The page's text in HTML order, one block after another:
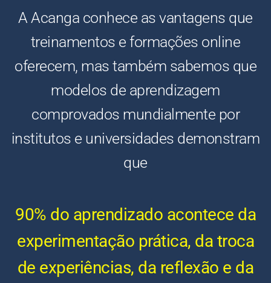
A Acanga conhece as vantagens que
treinamentos e formações online
oferecem, mas também sabemos que
modelos de aprendizagem
comprovados mundialmente por
institutos e universidades demonstram
que
90% do aprendizado acontece da
experimentação prática, da troca
de experiências, da reflexão e da